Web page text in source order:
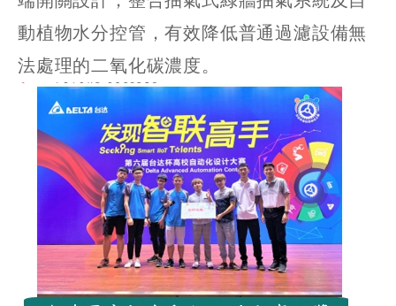
動植物水分控管，有效降低普通過濾設備無
法處理的二氧化碳濃度。